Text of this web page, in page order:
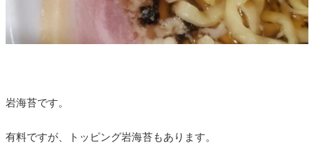
岩海苔です。
有料ですが、トッピング岩海苔もあります。